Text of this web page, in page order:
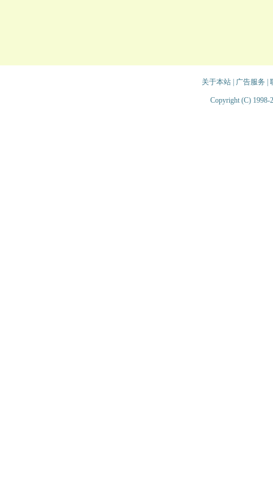
关于本站| 广告服务
Copyright (C) 1998-